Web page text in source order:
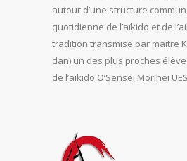
autour d’une structure
quotidienne de l’aïkido et de
tradition transmise par maitre
dan) un des plus proches
de l’aikido O’Sensei Morihei